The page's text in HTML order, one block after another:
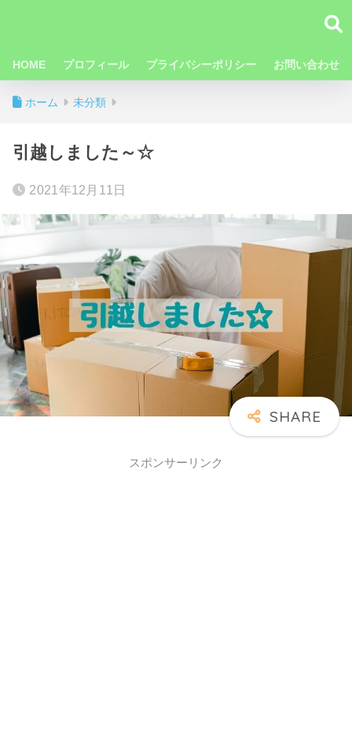
HOME プロフィール プライバシーポリシー お問い合わせ
ホーム 未分類
引越しました～☆
2021年12月11日
スポンサーリンク